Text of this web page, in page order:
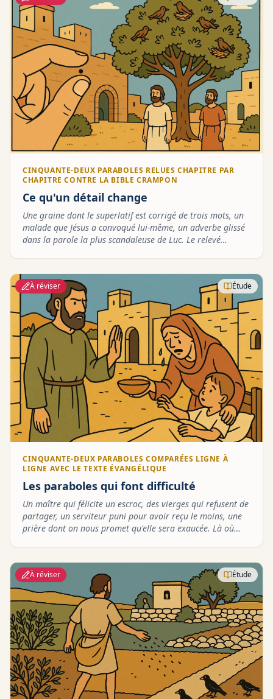
CINQUANTE-DEUX PARABOLES RELUES CHAPITRE PAR
CHAPITRE CONTRE LA BIBLE CRAMPON
Ce qu'un détail change
Une graine dont le superlatif est corrigé de trois mots, un
malade que Jésus a convoqué lui-même, un adverbe glissé
dans la parole la plus scandaleuse de Luc. Le relevé
Étude
À réviser
CINQUANTE-DEUX PARABOLES COMPARÉES LIGNE À
LIGNE AVEC LE TEXTE ÉVANGÉLIQUE
Les paraboles qui font difficulté
Un maître qui félicite un escroc, des vierges qui refusent de
partager, un serviteur puni pour avoir reçu le moins, une
prière dont on nous promet qu'elle sera exaucée. Là où
Étude
À réviser